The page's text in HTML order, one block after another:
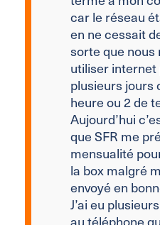
car le réseau
en ne cessait
sorte que nous
utiliser internet
plusieurs jours
heure ou 2 de
Aujourd’hui
que SFR me
mensualité
la box malgré
envoyé en
J’ai eu
au téléphone